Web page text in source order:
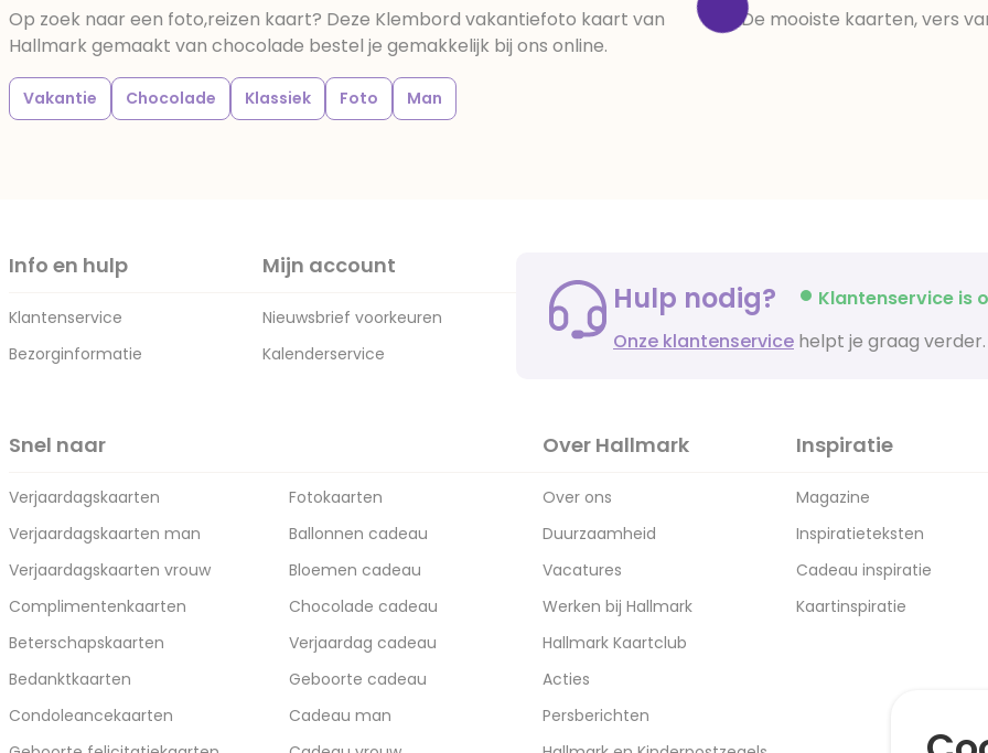
Op zoek naar een foto,reizen kaart? Deze Klembord vakantiefoto kaart van
Hallmark gemaakt van chocolade bestel je gemakkelijk bij ons online.
Vakantie Chocolade Klassiek Foto Man
De mooiste kaarten, vers
Info en hulp
Klantenservice
Bezorginformatie
Mijn account
Nieuwsbrief voorkeuren
Kalenderservice
Hulp nodig?
Klantenservice is
Onze klantenservice helpt je graag verder.
Snel naar
Verjaardagskaarten
Verjaardagskaarten man
Verjaardagskaarten vrouw
Complimentenkaarten
Beterschapskaarten
Bedanktkaarten
Condoleancekaarten
Fotokaarten
Ballonnen cadeau
Bloemen cadeau
Chocolade cadeau
Verjaardag cadeau
Geboorte cadeau
Cadeau man
Over Hallmark
Over ons
Duurzaamheid
Vacatures
Werken bij Hallmark
Hallmark Kaartclub
Acties
Persberichten
Inspiratie
Magazine
Inspiratieteksten
Cadeau inspiratie
Kaartinspiratie